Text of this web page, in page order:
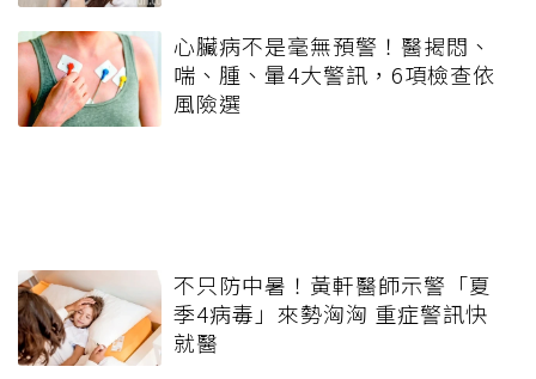
心臟病不是毫無預警！醫揭悶、
喘、腫、暈4大警訊，6項檢查依
風險選
不只防中暑！黃軒醫師示警「夏
季4病毒」來勢洶洶 重症警訊快
就醫